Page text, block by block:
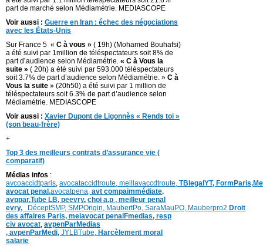
part de marché selon Médiamétrie. MEDIASCOPE
Voir aussi : Guerre en Iran : échec des négociations
avec les États-Unis
Sur France 5 « C à vous » ( 19h) (Mohamed Bouhafsi)
a été suivi par 1million de téléspectateurs soit 8% de
part d’audience selon Médiamétrie. « C à Vous la
suite » ( 20h) a été suivi par 593.000 téléspectateurs
soit 3.7% de part d’audience selon Médiamétrie. » C à
Vous la suite » (20h50) a été suivi par 1 million de
téléspectateurs soit 6.3% de part d’audience selon
Médiamétrie. MEDIASCOPE
Voir aussi : Xavier Dupont de Ligonnès « Rends toi »
(son beau-frère)
+
Top 3 des meilleurs contrats d’assurance vie (
comparatif)
Médias infos :
avcoaccidtparis, avocataccidtroute, meillavaccdtroute, TBlegalYT, FormParis,
avocat penal,avocatpena, avt compaimmédiate,
avppar,Tube LB, peevry, choi a.p , meilleur penal
evry,
DéceptSMP, SMPOrigin, MaubertPo, SaraMauPO, Mauberpro2 Droit
des affaires Paris, meiavocat penalFmedias, resp
civ avocat, avpenParMedias
, avpenParMedi, JYLBTube, Harcèlement moral
salarie